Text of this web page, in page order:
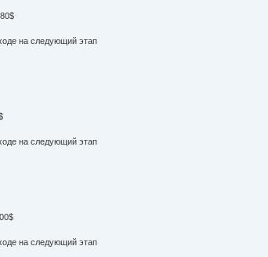
на следующий этап
на следующий этап
на следующий этап